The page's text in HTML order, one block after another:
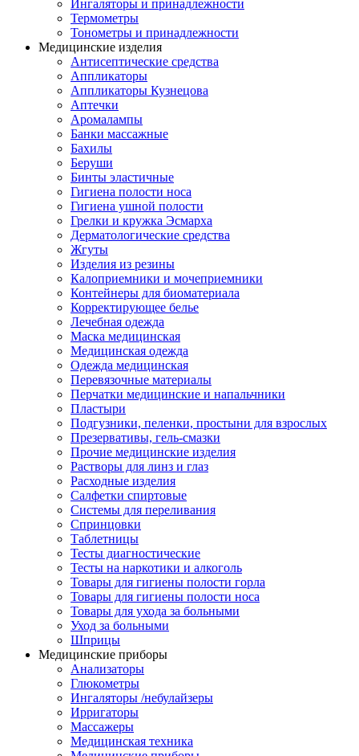
Ингаляторы и принадлежности
Термометры
Тонометры и принадлежности
Медицинские изделия
Антисептические средства
Аппликаторы
Аппликаторы Кузнецова
Аптечки
Аромалампы
Банки массажные
Бахилы
Беруши
Бинты эластичные
Гигиена полости носа
Гигиена ушной полости
Грелки и кружка Эсмарха
Дерматологические средства
Жгуты
Изделия из резины
Калоприемники и мочеприемники
Контейнеры для биоматериала
Корректирующее белье
Лечебная одежда
Маска медицинская
Медицинская одежда
Одежда медицинская
Перевязочные материалы
Перчатки медицинские и напальчники
Пластыри
Подгузники, пеленки, простыни для взрослых
Презервативы, гель-смазки
Прочие медицинские изделия
Растворы для линз и глаз
Расходные изделия
Салфетки спиртовые
Системы для переливания
Спринцовки
Таблетницы
Тесты диагностические
Тесты на наркотики и алкоголь
Товары для гигиены полости горла
Товары для гигиены полости носа
Товары для ухода за больными
Уход за больными
Шприцы
Медицинские приборы
Анализаторы
Глюкометры
Ингаляторы /небулайзеры
Ирригаторы
Массажеры
Медицинская техника